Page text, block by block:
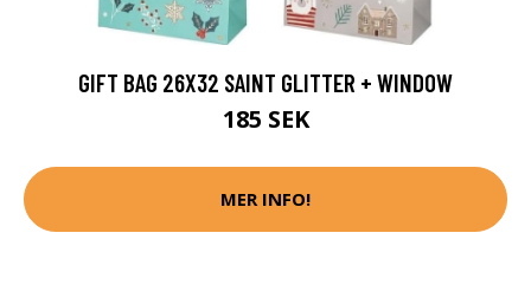
GIFT BAG 26X32 SAINT GLITTER + WINDOW
185 SEK
MER INFO!